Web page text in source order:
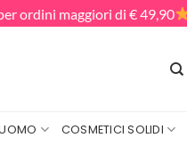
ordini maggiori di € 49,90
COSMETICI SOLIDI